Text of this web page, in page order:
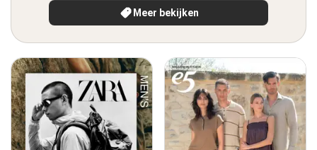
Meer bekijken